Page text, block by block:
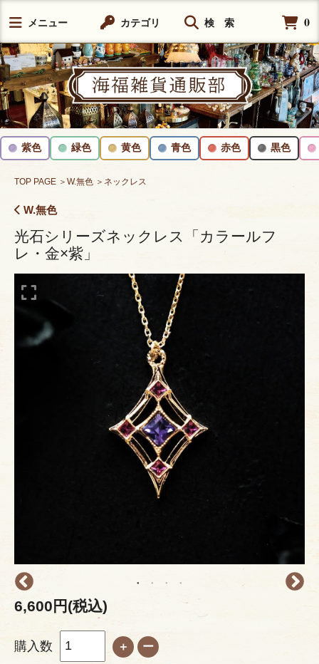
メニュー カテゴリ 検 索 0
紫色 緑色 黄色 青色 赤色 黒色
TOP PAGE ＞W.無色 ＞ネックレス
W.無色
光石シリーズネックレス「カラールフ
レ・金×紫」
6,600円(税込)
購入数 ＋ ー